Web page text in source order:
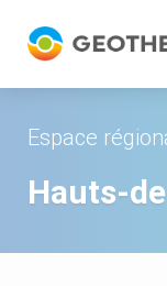
Espace
Hauts-